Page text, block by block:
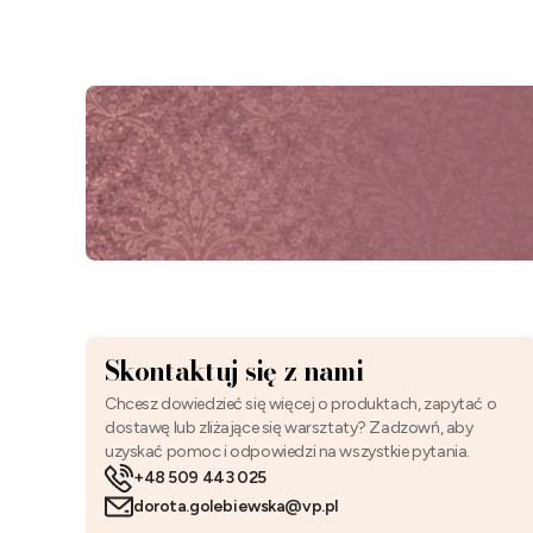
Skontaktuj się z nami
Chcesz dowiedzieć się więcej o produktach, zapytać o
dostawę lub zliżające się warsztaty? Zadzowń, aby
uzyskać pomoc i odpowiedzi na wszystkie pytania.
+48 509 443 025
dorota.golebiewska@vp.pl